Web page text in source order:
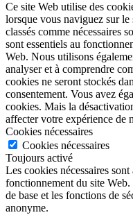
Ce site Web utilise des
lorsque vous naviguez sur
classés comme nécessaires
sont essentiels au
Web. Nous utilisons
analyser et à comprendre
cookies ne seront stockés
consentement. Vous avez
cookies. Mais la
affecter votre expérience de
Cookies nécessaires
Cookies nécessaires
Toujours activé
Les cookies nécessaires
fonctionnement du site
de base et les fonctions de
anonyme.